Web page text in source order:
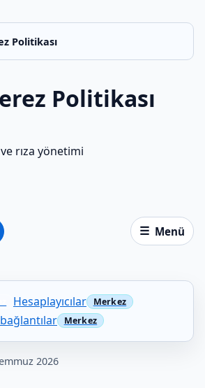
Politikası
Menü
Politikası
rıza yönetimi
Hesaplayıcılar
bağlantılar
2026